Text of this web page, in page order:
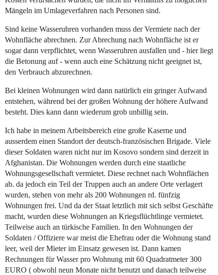
Mängeln im Umlageverfahren nach Personen sind.
Sind keine Wasseruhren vorhanden muss der Vermiete nach der
Wohnfläche abrechnen. Zur Abrechung nach Wohnfläche ist er
sogar dann verpflichtet, wenn Wasseruhren ausfallen und - hier liegt
die Betonung auf - wenn auch eine Schätzung nicht geeignet ist,
den Verbrauch abzurechnen.
Bei kleinen Wohnungen wird dann natürlich ein gringer Aufwand
entstehen, während bei der großen Wohnung der höhere Aufwand
besteht. Dies kann dann wiederum grob unbillig sein.
Ich habe in meinem Arbeitsbereich eine große Kaserne und
ausserdem einen Standort der deutsch-französischen Brigade. Viele
dieser Soldaten waren nicht nur im Kosovo sondern sind derzeit in
Afghanistan. Die Wohnungen werden durch eine staatliche
Wohnungsgesellschaft vermietet. Diese rechnet nach Wohnflächen
ab. da jedoch ein Teil der Truppen auch an andere Orte verlagert
wurden, stehen von mehr als 200 Wohnungen rd. fünfzig
Wohnungen frei. Und da der Staat letztlich mit sich selbst Geschäfte
macht, wurden diese Wohnungen an Kriegsflüchtlinge vermietet.
Teilweise auch an türkische Familien. In den Wohnungen der
Soldaten / Offiziere war meist die Ehefrau oder die Wohnung stand
leer, weil der Mieter im Einsatz gewesen ist. Dann kamen
Rechnungen für Wasser pro Wohnung mit 60 Quadratmeter 300
EURO ( obwohl neun Monate nicht benutzt und danach teilweise